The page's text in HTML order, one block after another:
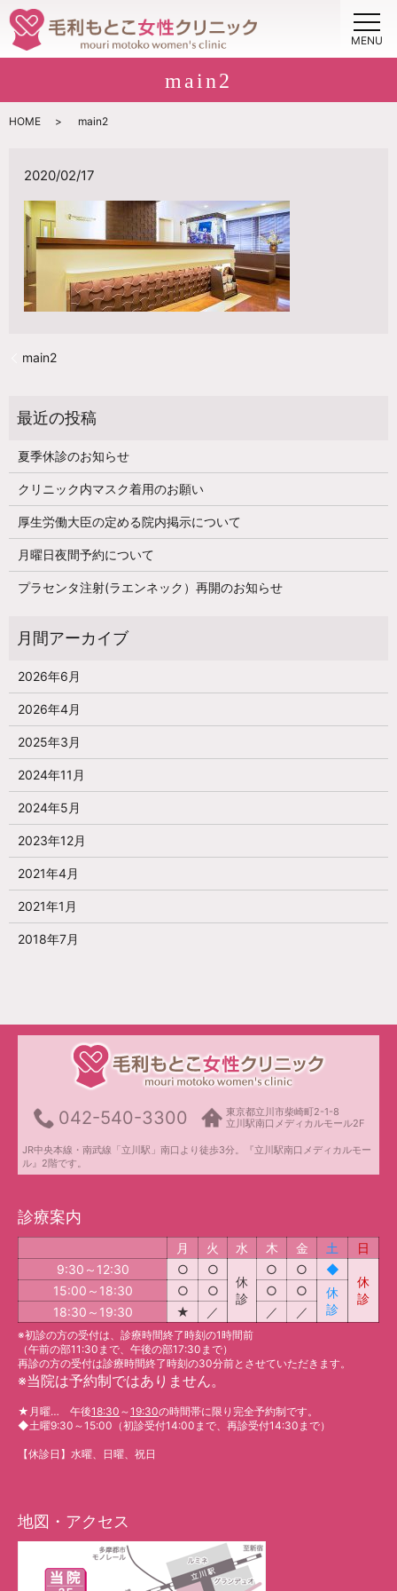
MENU
main2
HOME main2
2020/02/17
main2
夏季休診のお知らせ
クリニック内マスク着用のお願い
厚生労働大臣の定める院内掲示について
月曜日夜間予約について
プラセンタ注射(ラエンネック）再開のお知らせ
2026年6月
2026年4月
2025年3月
2024年11月
2024年5月
2023年12月
2021年4月
2021年1月
2018年7月
042-540-3300
東京都立川市柴崎町2-1-8
立川駅南口メディカルモール2F
JR中央本線・南武線「立川駅」南口より徒歩3分。『立川駅南口メディカルモー
ル』2階です。
診療案内
月 火 水 木 金 土
日
9:30～12:30
○
○
休
診
○ ○
◆
休
診
15:00～18:30 ○ ○ ○ ○
休
診
18:30～19:30 ★ ／ ／ ／
※初診の方の受付は、診療時間終了時刻の1時間前
（午前の部11:30まで、午後の部17:30まで）
再診の方の受付は診療時間終了時刻の30分前とさせていただきます。
※当院は予約制ではありません。
★ 月曜… 午後18:30 ～19:30の時間帯に限り完全予約制です。
◆土曜9:30～15:00（初診受付14:00まで、再診受付14:30まで）
【休診日】水曜、日曜、祝日
地図・アクセス